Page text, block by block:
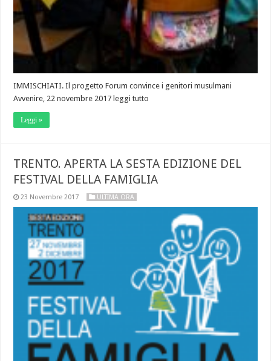
IMMISCHIATI. Il progetto Forum convince i genitori musulmani
Avvenire, 22 novembre 2017 leggi tutto
Leggi »
TRENTO. APERTA LA SESTA EDIZIONE DEL
FESTIVAL DELLA FAMIGLIA
23 Novembre 2017 ULTIMA ORA